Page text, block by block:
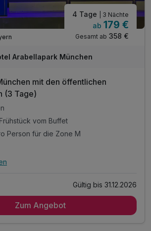
4 Tage | 3 Nächte
ab 179 €
Gesamt ab 358 €
Arabellapark München
mit den öffentlichen
(3 Tage)
vom Buffet
Person für die Zone M
vom Buffet
Gültig bis 31.12.2026
Zum Angebot